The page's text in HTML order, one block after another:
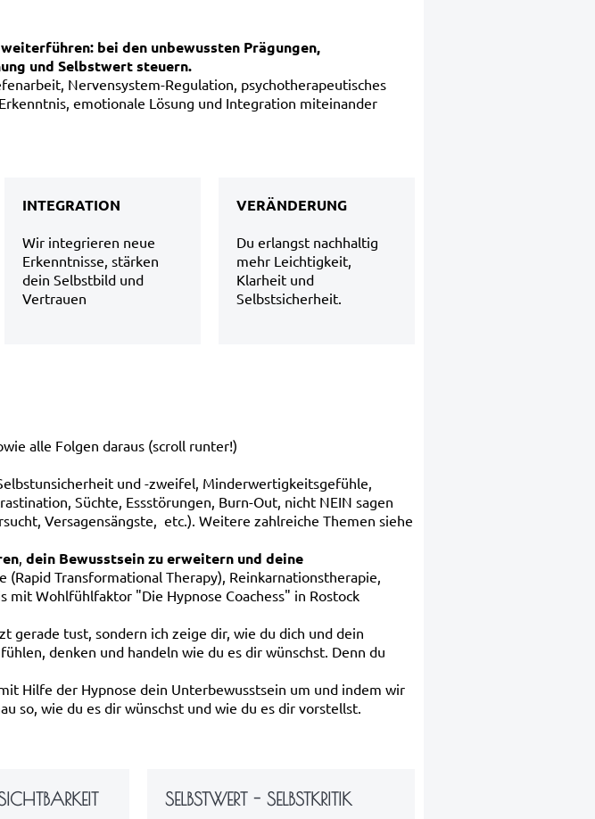
bei den unbewussten Prägungen,
und Selbstwert steuern.
Nervensystem-Regulation, psychotherapeutisches
emotionale Lösung und Integration miteinander
INTEGRATION
Wir integrieren neue
Erkenntnisse, stärken
dein Selbstbild und
Vertrauen
VERÄNDERUNG
Du erlangst nachhaltig
mehr Leichtigkeit,
Klarheit und
Selbstsicherheit.
alle Folgen daraus (scroll runter!)
und -zweifel, Minderwertigkeitsgefühle,
Süchte, Essstörungen, Burn-Out, nicht NEIN sagen
Versagensängste, etc.). Weitere zahlreiche Themen siehe
, dein Bewusstsein zu erweitern und deine
(Rapid Transformational Therapy), Reinkarnationstherapie,
mit Wohlfühlfaktor "Die Hypnose Coachess" in Rostock
gerade tust, sondern ich zeige dir, wie du dich und dein
denken und handeln wie du es dir wünschst. Denn du
Hilfe der Hypnose dein Unterbewusstsein um und indem wir
so, wie du es dir wünschst und wie du es dir vorstellst.
SELBSTWERT - SELBSTKRITIK